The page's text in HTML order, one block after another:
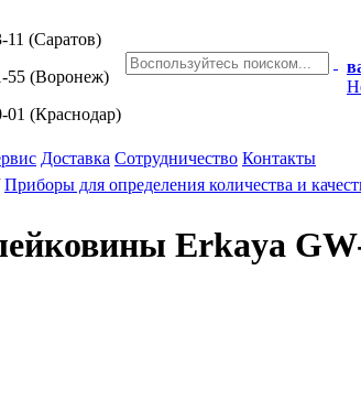
11 (Саратов)
55 (Воронеж)
01 (Краснодар)
Доставка Сотрудничество Контакты
Приборы для определения количества и
Erkaya